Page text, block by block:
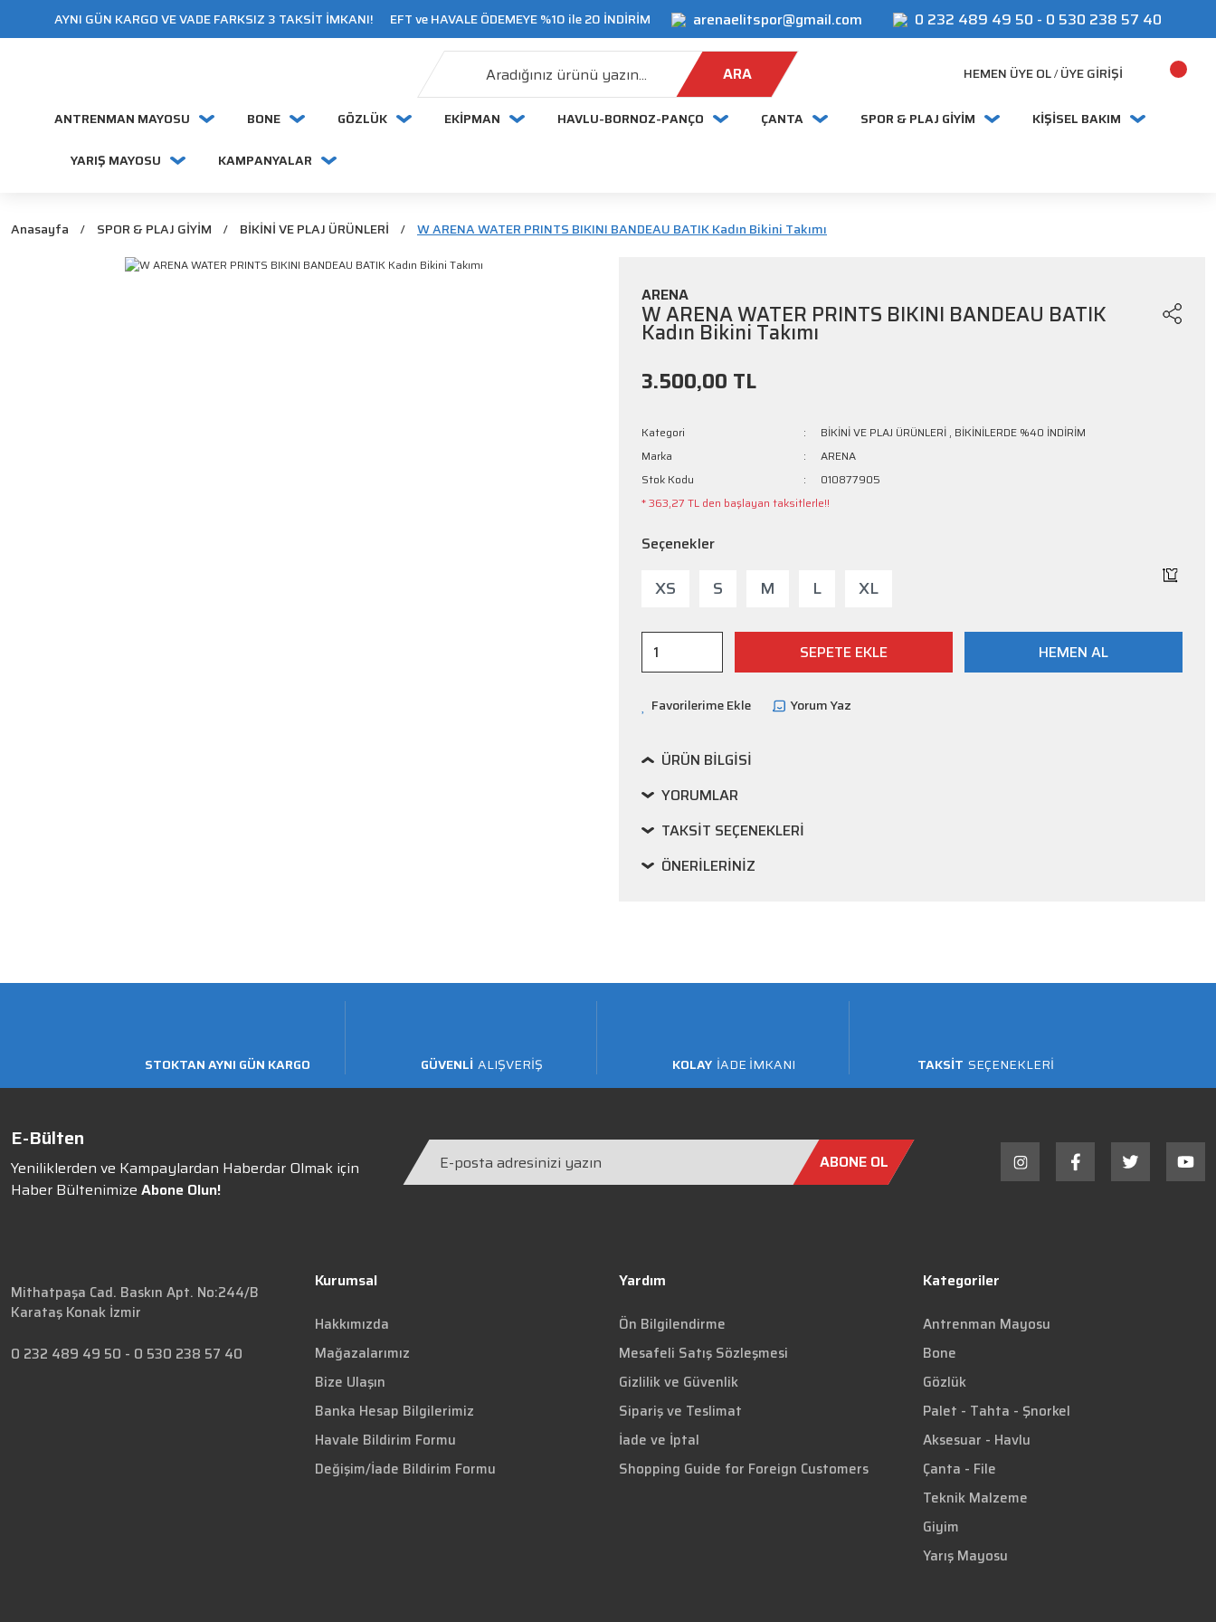
AYNI GÜN KARGO VE VADE FARKSIZ 3 TAKSİT İMKANI! EFT ve HAVALE ÖDEMEYE %10 ile 20 İNDİRİM arenaelitspor@gmail.com 0 232 489 49 50 - 0 530 238 57 40
ARA HEMEN ÜYE OL/ ÜYE GIRIŞI
ANTRENMAN MAYOSU BONE GÖZLÜK EKİPMAN HAVLU-BORNOZ-PANÇO ÇANTA SPOR & PLAJ GİYİM KİŞİSEL BAKIM
YARIŞ MAYOSU KAMPANYALAR
Anasayfa SPOR & PLAJ GİYİM BİKİNİ VE PLAJ ÜRÜNLERİ W ARENA WATER PRINTS BIKINI BANDEAU BATIK Kadın Bikini Takımı
ARENA
W ARENA WATER PRINTS BIKINI BANDEAU BATIK
Kadın Bikini Takımı
3.500,00 TL
Kategori BİKİNİ VE PLAJ ÜRÜNLERİ , BİKİNİLERDE %40 İNDİRİM
Marka
ARENA
Stok Kodu
010877905
* 363,27 TL den başlayan taksitlerle!!
Seçenekler
XS S M L XL
SEPETE EKLE HEMEN AL
Yorum Yaz
ÜRÜN BILGISI
YORUMLAR
TAKSIT SEÇENEKLERI
ÖNERILERINIZ
STOKTAN AYNI GÜN KARGO GÜVENLİ ALIŞVERİŞ KOLAY İADE İMKANI TAKSİT SEÇENEKLERİ
E-Bülten
Yeniliklerden ve Kampaylardan Haberdar Olmak için
Haber Bültenimize Abone Olun!
ABONE OL
Mithatpaşa Cad. Baskın Apt. No:244/B
Karataş Konak İzmir
0 232 489 49 50 - 0 530 238 57 40
Kurumsal
Hakkımızda
Mağazalarımız
Bize Ulaşın
Banka Hesap Bilgilerimiz
Havale Bildirim Formu
Değişim/İade Bildirim Formu
Yardım
Ön Bilgilendirme
Mesafeli Satış Sözleşmesi
Gizlilik ve Güvenlik
Sipariş ve Teslimat
İade ve İptal
Shopping Guide for Foreign Customers
Kategoriler
Antrenman Mayosu
Bone
Gözlük
Palet - Tahta - Şnorkel
Aksesuar - Havlu
Çanta - File
Teknik Malzeme
Giyim
Yarış Mayosu